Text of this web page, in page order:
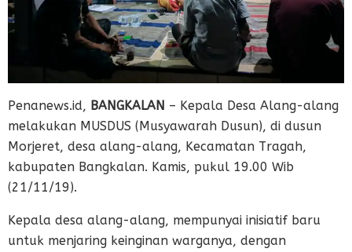
Penanews.id, BANGKALAN – Kepala Desa Alang-alang
melakukan MUSDUS (Musyawarah Dusun), di dusun
Morjeret, desa alang-alang, Kecamatan Tragah,
kabupaten Bangkalan. Kamis, pukul 19.00 Wib
(21/11/19).
Kepala desa alang-alang, mempunyai inisiatif baru
untuk menjaring keinginan warganya, dengan